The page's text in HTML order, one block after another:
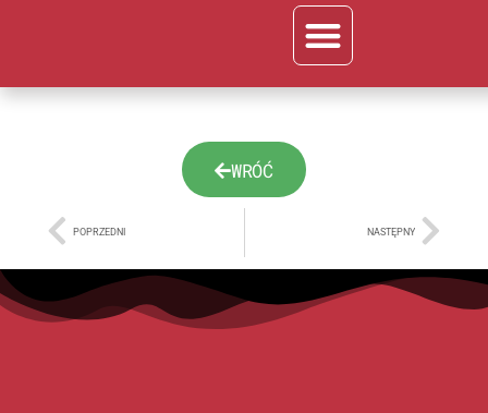
WRÓĆ
POPRZEDNI NASTĘPNY